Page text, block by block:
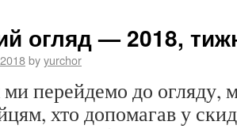
огляд — 2018,
byyurchor
перейдемо до огляду,
хто допомагав у